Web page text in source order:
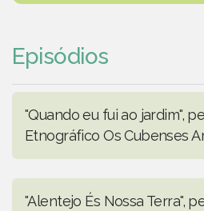
Episódios
"Quando eu fui ao jardim",
Etnográfico Os Cubenses
"Alentejo És Nossa Terra",